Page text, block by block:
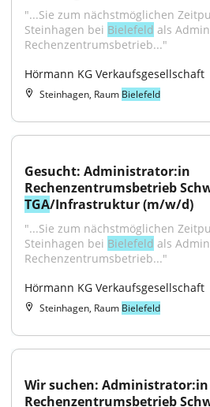
"...Sie zum nächstmöglichen
Steinhagen bei Bielefeld als
Rechenzentrumsbetrieb..."
Hörmann KG Verkaufsgesellschaft
Steinhagen, Raum Bielefeld
Gesucht: Administrator:in
TGA/Infrastruktur (m/w/d)
"...Sie zum nächstmöglichen
Steinhagen bei Bielefeld als
Rechenzentrumsbetrieb..."
Hörmann KG Verkaufsgesellschaft
Steinhagen, Raum Bielefeld
Wir suchen: Administrator:in